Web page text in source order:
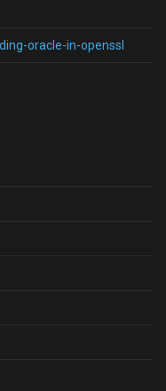
oracle-in-openssl